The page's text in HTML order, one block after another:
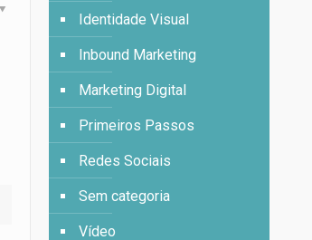
Identidade Visual
Inbound Marketing
Marketing Digital
Primeiros Passos
Redes Sociais
Sem categoria
Vídeo